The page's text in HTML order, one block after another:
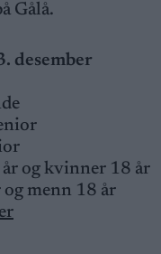
Gålå.
desember
og kvinner 18 år
menn 18 år